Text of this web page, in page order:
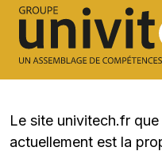
Le site univitech.fr
actuellement est la